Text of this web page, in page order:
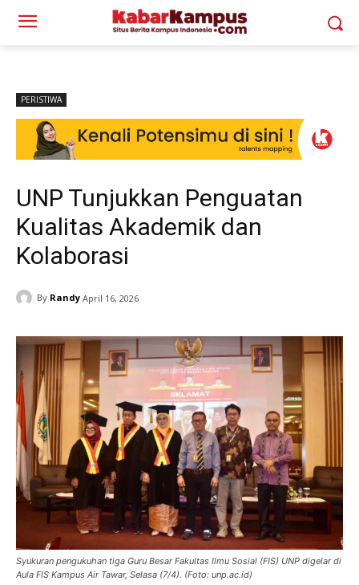
PERISTIWA
UNP Tunjukkan Penguatan
Kualitas Akademik dan
Kolaborasi
By Randy April 16, 2026
Syukuran pengukuhan tiga Guru Besar Fakultas Ilmu Sosial (FIS) UNP digelar di
Aula FIS Kampus Air Tawar, Selasa (7/4). (Foto: unp.ac.id)